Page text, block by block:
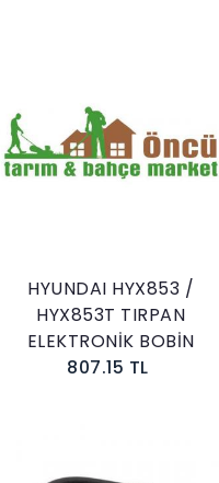
Sepete Ekle
HYUNDAI HYX853 /
HYX853T TIRPAN
ELEKTRONİK BOBİN
807.15 TL